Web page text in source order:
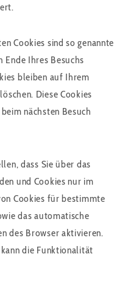
Cookies sind so genannte
Ende Ihres Besuchs
bleiben auf Ihrem
Diese Cookies
nächsten Besuch
dass Sie über das
und Cookies nur im
Cookies für bestimmte
das automatische
des Browser aktivieren.
die Funktionalität